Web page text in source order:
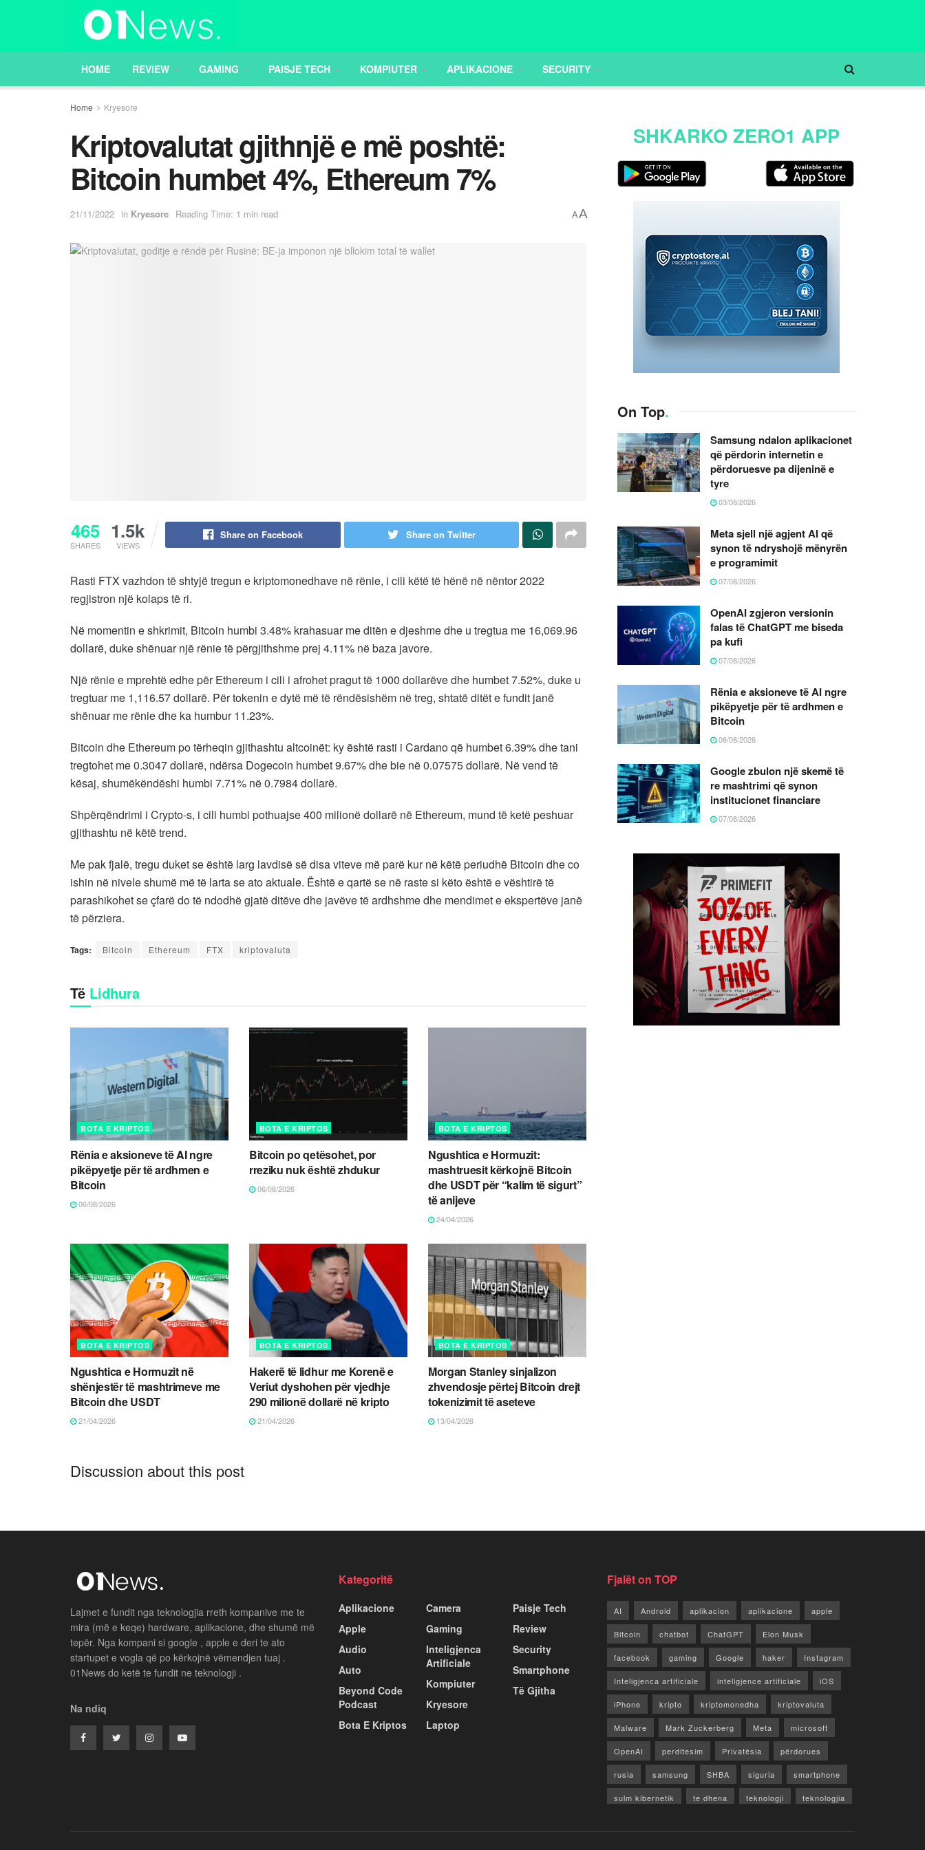
HOME REVIEW GAMING PAISJE TECH KOMPIUTER APLIKACIONE SECURITY
Home Kryesore
Kriptovalutat gjithnjë e më poshtë:
Bitcoin humbet 4%, Ethereum 7%
21/11/2022 in Kryesore Reading Time: 1 min read AA
465
SHARES
1.5k
VIEWS
Share on Facebook Share on Twitter
Rasti FTX vazhdon të shtyjë tregun e kriptomonedhave në rënie, i cili këtë të hënë në nëntor 2022
regjistron një kolaps të ri.
Në momentin e shkrimit, Bitcoin humbi 3.48% krahasuar me ditën e djeshme dhe u tregtua me 16,069.96
dollarë, duke shënuar një rënie të përgjithshme prej 4.11% në baza javore.
Një rënie e mprehtë edhe për Ethereum i cili i afrohet pragut të 1000 dollarëve dhe humbet 7.52%, duke u
tregtuar me 1,116.57 dollarë. Për tokenin e dytë më të rëndësishëm në treg, shtatë ditët e fundit janë
shënuar me rënie dhe ka humbur 11.23%.
Bitcoin dhe Ethereum po tërheqin gjithashtu altcoinët: ky është rasti i Cardano që humbet 6.39% dhe tani
tregtohet me 0.3047 dollarë, ndërsa Dogecoin humbet 9.67% dhe bie në 0.07575 dollarë. Në vend të
kësaj, shumëkëndëshi humbi 7.71% në 0.7984 dollarë.
Shpërqëndrimi i Crypto-s, i cili humbi pothuajse 400 milionë dollarë në Ethereum, mund të ketë peshuar
gjithashtu në këtë trend.
Me pak fjalë, tregu duket se është larg lavdisë së disa viteve më parë kur në këtë periudhë Bitcoin dhe co
ishin në nivele shumë më të larta se ato aktuale. Është e qartë se në raste si këto është e vështirë të
parashikohet se çfarë do të ndodhë gjatë ditëve dhe javëve të ardhshme dhe mendimet e ekspertëve janë
të përziera.
Tags: Bitcoin Ethereum FTX kriptovaluta
Të Lidhura
BOTA E KRIPTOS
Rënia e aksioneve të AI ngre
pikëpyetje për të ardhmen e
Bitcoin
06/08/2026
BOTA E KRIPTOS
Bitcoin po qetësohet, por
rreziku nuk është zhdukur
06/08/2026
BOTA E KRIPTOS
Ngushtica e Hormuzit:
mashtruesit kërkojnë Bitcoin
dhe USDT për “kalim të sigurt”
të anijeve
24/04/2026
BOTA E KRIPTOS
Ngushtica e Hormuzit në
shënjestër të mashtrimeve me
Bitcoin dhe USDT
21/04/2026
BOTA E KRIPTOS
Hakerë të lidhur me Korenë e
Veriut dyshohen për vjedhje
290 milionë dollarë në kripto
21/04/2026
BOTA E KRIPTOS
Morgan Stanley sinjalizon
zhvendosje përtej Bitcoin drejt
tokenizimit të aseteve
13/04/2026
Discussion about this post
SHKARKO ZERO1 APP
On Top.
Samsung ndalon aplikacionet
që përdorin internetin e
përdoruesve pa dijeninë e
tyre
03/08/2026
Meta sjell një agjent AI që
synon të ndryshojë mënyrën
e programimit
07/08/2026
OpenAI zgjeron versionin
falas të ChatGPT me biseda
pa kufi
07/08/2026
Rënia e aksioneve të AI ngre
pikëpyetje për të ardhmen e
Bitcoin
06/08/2026
Google zbulon një skemë të
re mashtrimi që synon
institucionet financiare
07/08/2026
Lajmet e fundit nga teknologjia rreth kompanive me te
mira (më e keqe) hardware, aplikacione, dhe shumë më
tepër. Nga kompani si google , apple e deri te ato
startupet e vogla që po kërkojnë vëmendjen tuaj .
01News do ketë te fundit ne teknologji .
Na ndiq
Kategoritë
Aplikacione
Apple
Audio
Auto
Beyond Code
Podcast
Bota E Kriptos
Camera
Gaming
Inteligjenca
Artificiale
Kompiuter
Kryesore
Laptop
Paisje Tech
Review
Security
Smartphone
Të Gjitha
Fjalët on TOP
AI Android aplikacion aplikacione apple
Bitcoin chatbot ChatGPT Elon Musk
facebook gaming Google haker Instagram
Inteligjenca artificiale inteligjence artificiale iOS
iPhone kripto kriptomonedha kriptovaluta
Malware Mark Zuckerberg Meta microsoft
OpenAI perditesim Privatësia përdorues
rusia samsung SHBA siguria smartphone
sulm kibernetik te dhena teknologji teknologjia